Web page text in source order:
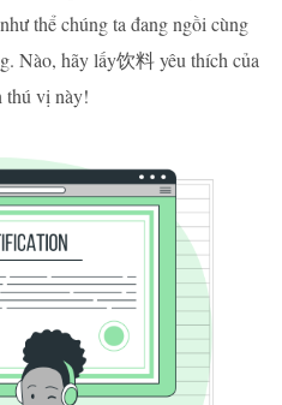
thể chúng ta đang ngồi cùng
Nào, hãy lấy饮料 yêu thích của
thú vị này!